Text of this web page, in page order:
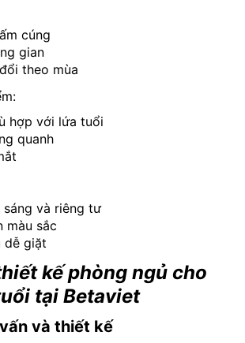
cúng
gian
theo mùa
hợp với lứa tuổi
quanh
sáng và riêng tư
màu sắc
dễ giặt
kế phòng ngủ cho
tại Betaviet
và thiết kế